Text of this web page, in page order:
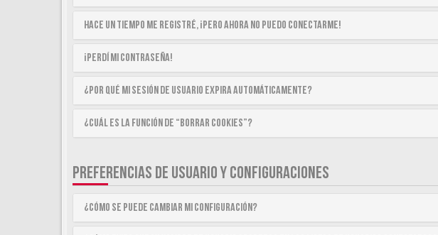
Hace un tiempo me registré, ¡pero ahora no puedo conectarme!
¡Perdí mi contraseña!
¿Por qué mi sesión de usuario expira automáticamente?
¿Cuál es la función de “Borrar cookies”?
PREFERENCIAS DE USUARIO Y CONFIGURACIONES
¿Cómo se puede cambiar mi configuración?